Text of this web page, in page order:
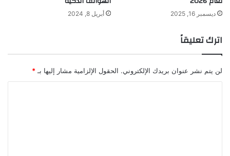
ديسمبر 16, 2025 أبريل 8, 2024
اترك تعليقاً
لن يتم نشر عنوان بريدك الإلكتروني. الحقول الإلزامية مشار إليها بـ *